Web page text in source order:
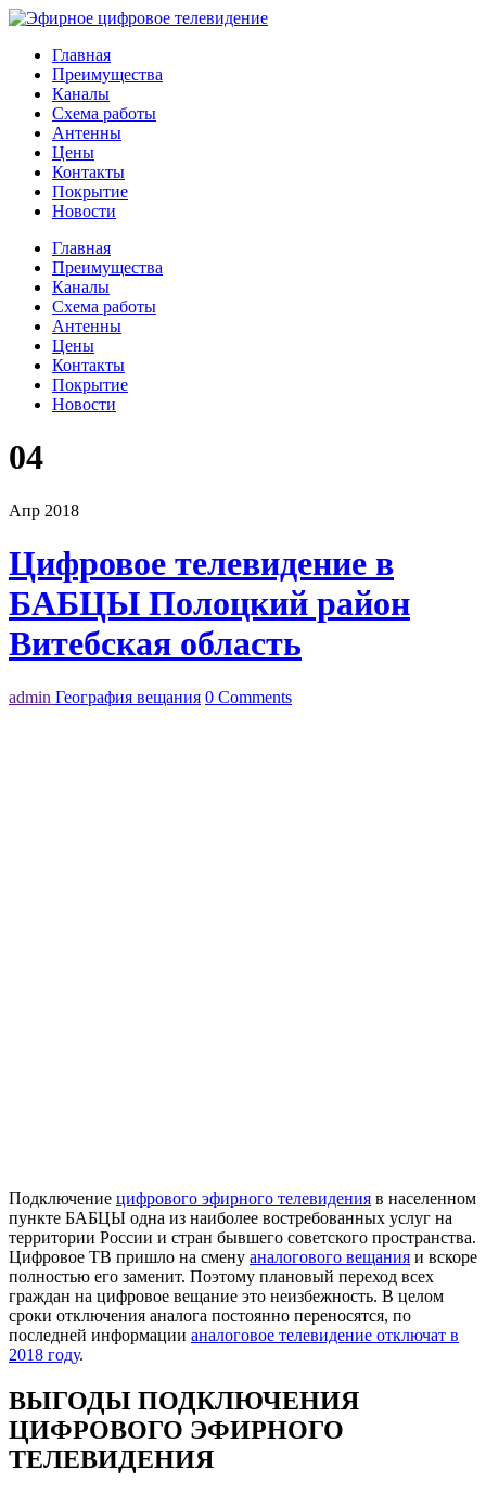
Главная
Преимущества
Каналы
Схема работы
Антенны
Цены
Контакты
Покрытие
Новости
Главная
Преимущества
Каналы
Схема работы
Антенны
Цены
Контакты
Покрытие
Новости
04
Апр 2018
Цифровое телевидение в
БАБЦЫ Полоцкий район
Витебская область
admin География вещания 0 Comments
Подключение цифрового эфирного телевидения в населенном
пункте БАБЦЫ одна из наиболее востребованных услуг на
территории России и стран бывшего советского пространства.
Цифровое ТВ пришло на смену аналогового вещания и вскоре
полностью его заменит. Поэтому плановый переход всех
граждан на цифровое вещание это неизбежность. В целом
сроки отключения аналога постоянно переносятся, по
последней информации аналоговое телевидение отключат в
2018 году.
ВЫГОДЫ ПОДКЛЮЧЕНИЯ
ЦИФРОВОГО ЭФИРНОГО
ТЕЛЕВИДЕНИЯ